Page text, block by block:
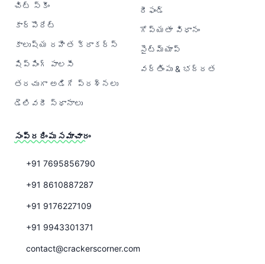
చిట్ స్కీం
కార్పొరేట్
కాలుష్య రహిత క్రాకర్‌స్
షిప్పింగ్ పాలసీ
తరచుగా అడిగే ప్రశ్నలు
డెలివరీ స్థానాలు
రీఫండ్
గోప్యతా విధానం
సైట్‌మ్యాప్
వర్తింపు & భద్రత
సంప్రదింపు సమాచారం
+91 7695856790
+91 8610887287
+91 9176227109
+91 9943301371
contact@crackerscorner.com